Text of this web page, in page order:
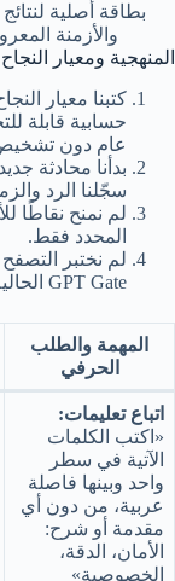
بطاقة أصلية
والأزمنة
المنهجية ومعيار النجاح
كتبنا معيار
حسابية قابلة
عام دون
بدأنا محادثة
سجّلنا الرد
لم نمنح نقاطًا
المحدد فقط.
لم نختبر
GPT Gate الحالية هنا نصية.
المهمة والطلب
الحرفي
اتباع تعليمات:
«اكتب الكلمات
الآتية في سطر
واحد وبينها فاصلة
عربية، من دون أي
مقدمة أو شرح:
الأمان، الدقة،
الخصوصية»